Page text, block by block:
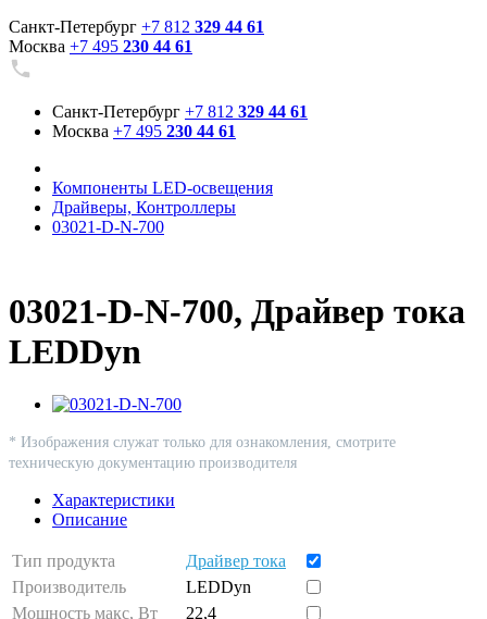
Санкт-Петербург +7 812 329 44 61
Москва +7 495 230 44 61
Санкт-Петербург +7 812 329 44 61
Москва +7 495 230 44 61
Компоненты LED-освещения
Драйверы, Контроллеры
03021-D-N-700
03021-D-N-700, Драйвер тока
LEDDyn
* Изображения служат только для ознакомления, смотрите
техническую документацию производителя
Характеристики
Описание
Тип продукта
Драйвер тока
Производитель
LEDDyn
Мощность макс, Вт
22,4